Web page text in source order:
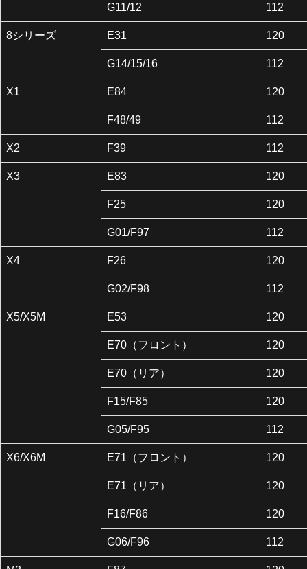
G11/12 112
8シリーズ E31 120
G14/15/16 112
X1 E84 120
F48/49 112
X2 F39 112
X3 E83 120
F25 120
G01/F97 112
X4 F26 120
G02/F98 112
X5/X5M E53 120
E70（フロント） 120
E70（リア） 120
F15/F85 120
G05/F95 112
X6/X6M E71（フロント） 120
E71（リア） 120
F16/F86 120
G06/F96 112